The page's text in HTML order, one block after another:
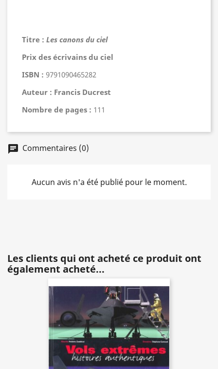
Titre : Les canons du ciel
Prix des écrivains du ciel
ISBN : 9791090465282
Auteur : Francis Ducrest
Nombre de pages : 111
chat Commentaires (0)
Aucun avis n'a été publié pour le moment.
Les clients qui ont acheté ce produit ont
également acheté...